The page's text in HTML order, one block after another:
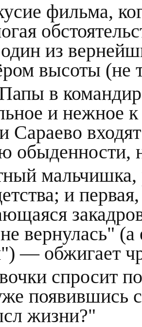
фильма,
из
высоты (не
в
и нежное
Сараево
обыденности,
и
вернулась"
— обжигает
спросит
появившись
жизни?"